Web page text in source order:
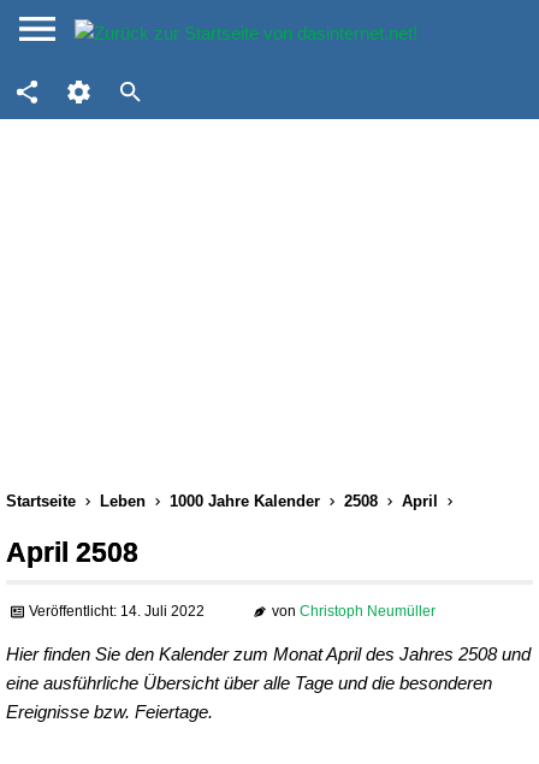
Startseite Leben 1000 Jahre Kalender 2508 April
April 2508
Veröffentlicht: 14. Juli 2022 von Christoph Neumüller
Hier finden Sie den Kalender zum Monat April des Jahres 2508 und
eine ausführliche Übersicht über alle Tage und die besonderen
Ereignisse bzw. Feiertage.